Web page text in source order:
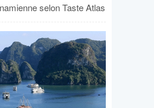
selon Taste Atlas